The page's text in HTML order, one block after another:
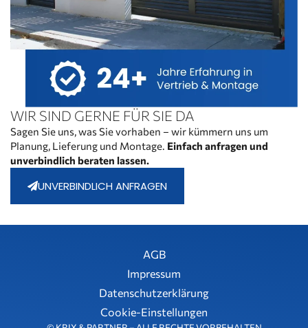
WIR SIND GERNE FÜR SIE DA
Sagen Sie uns, was Sie vorhaben – wir kümmern uns um
Planung, Lieferung und Montage. Einfach anfragen und
unverbindlich beraten lassen.
UNVERBINDLICH ANFRAGEN
AGB
Impressum
Datenschutzerklärung
Cookie-Einstellungen